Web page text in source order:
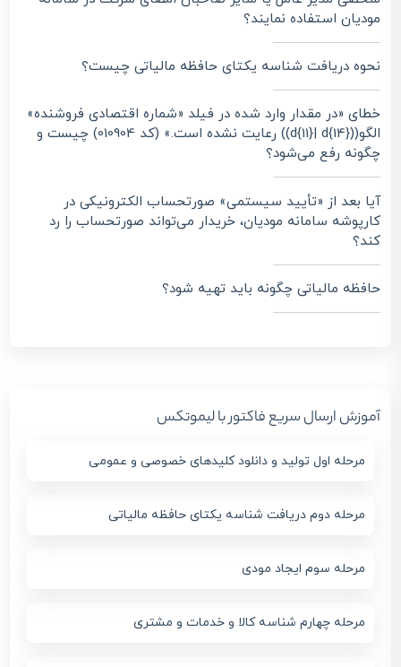
مودیان استفاده نمایند؟
نحوه دریافت شناسه یکتای حافظه مالیاتی چیست؟
خطای «در مقدار وارد شده در فیلد «شماره اقتصادی فروشنده»
الگو((d{11}| d{14})) رعایت نشده است.» (کد 010904) چیست و
چگونه رفع می‌شود؟
آیا بعد از «تأیید سیستمی» صورتحساب الکترونیکی در
کارپوشه سامانه مودیان، خریدار می‌تواند صورتحساب را رد
کند؟
حافظه مالیاتی چگونه باید تهیه شود؟
آموزش ارسال سریع فاکتور با لیموتکس
مرحله اول تولید و دانلود کلیدهای خصوصی و عمومی
مرحله دوم دریافت شناسه یکتای حافظه مالیاتی
مرحله سوم ایجاد مودی
مرحله چهارم شناسه کالا و خدمات و مشتری